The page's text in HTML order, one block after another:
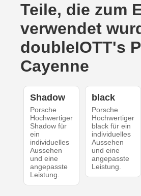
Teile, die zum
verwendet
doubleIOTT's
Cayenne
Shadow
Porsche
Hochwertiger
Shadow für
ein
individuelles
Aussehen
und eine
angepasste
Leistung.
black
Porsche
Hochwertiger
black für ein
individuelles
Aussehen
und eine
angepasste
Leistung.